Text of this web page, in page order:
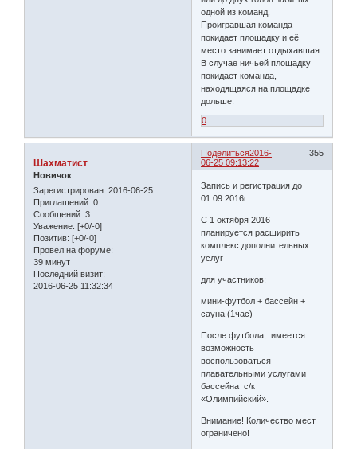
одной из команд.
Проигравшая команда
покидает площадку и её
место занимает отдыхавшая.
В случае ничьей площадку
покидает команда,
находящаяся на площадке
дольше.
0
Поделиться 355
2016-
06-25 09:13:22
Шахматист
Новичок
Зарегистрирован: 2016-06-25
Приглашений: 0
Сообщений: 3
Уважение: [+0/-0]
Позитив: [+0/-0]
Провел на форуме:
39 минут
Последний визит:
2016-06-25 11:32:34
Запись и регистрация до
01.09.2016г.
С 1 октября 2016
планируется расширить
комплекс дополнительных
услуг
для участников:
мини-футбол + бассейн +
сауна (1час)
После футбола, имеется
возможность
воспользоваться
плавательными услугами
бассейна с/к
«Олимпийский».
Внимание! Количество мест
ограничено!